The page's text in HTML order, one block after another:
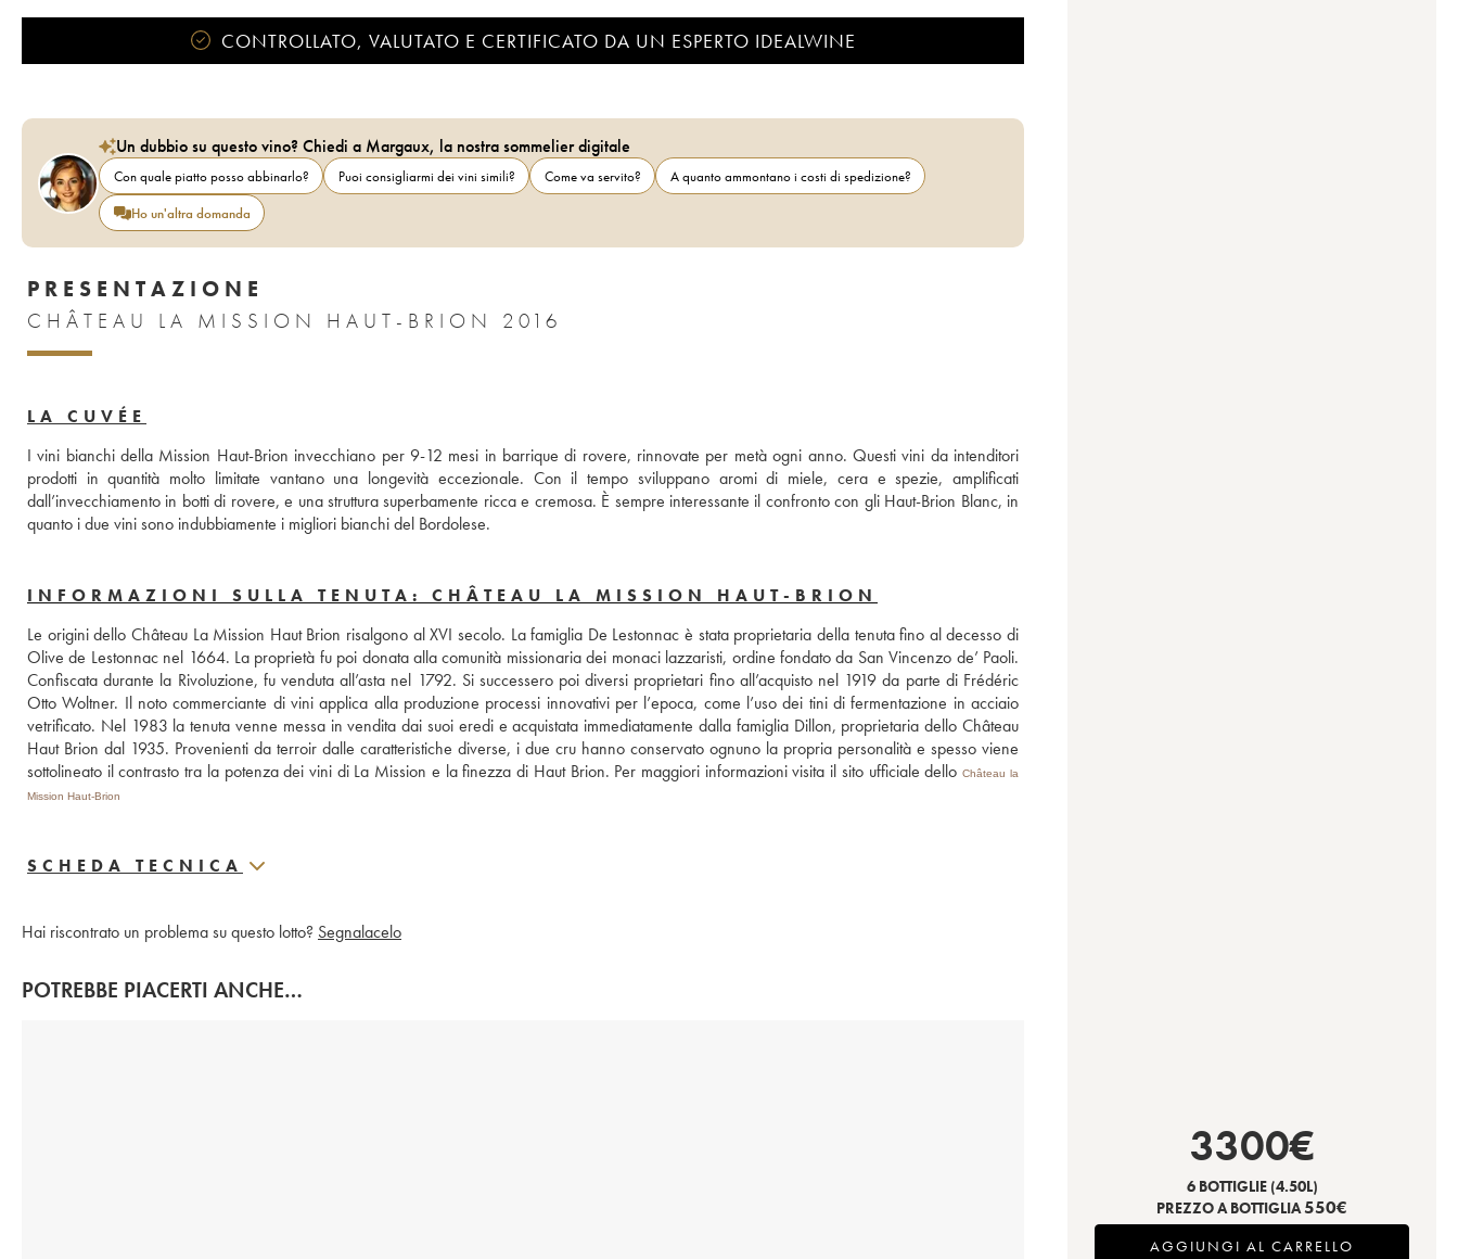
CONTROLLATO, VALUTATO E CERTIFICATO DA UN ESPERTO IDEALWINE
Un dubbio su questo vino? Chiedi a Margaux, la nostra sommelier digitale
Con quale piatto posso abbinarlo? Puoi consigliarmi dei vini simili? Come va servito?
A quanto ammontano i costi di spedizione?
Ho un'altra domanda
PRESENTAZIONE
CHÂTEAU LA MISSION HAUT-BRION 2016
LA CUVÉE
I vini bianchi della Mission Haut-Brion invecchiano per 9-12 mesi in barrique di rovere, rinnovate per metà ogni anno. Questi vini da intenditori
prodotti in quantità molto limitate vantano una longevità eccezionale. Con il tempo sviluppano aromi di miele, cera e spezie, amplificati
dall’invecchiamento in botti di rovere, e una struttura superbamente ricca e cremosa. È sempre interessante il confronto con gli Haut-Brion Blanc, in
quanto i due vini sono indubbiamente i migliori bianchi del Bordolese.
INFORMAZIONI SULLA TENUTA: CHÂTEAU LA MISSION HAUT-BRION
Le origini dello Château La Mission Haut Brion risalgono al XVI secolo. La famiglia De Lestonnac è stata proprietaria della tenuta fino al decesso di
Olive de Lestonnac nel 1664. La proprietà fu poi donata alla comunità missionaria dei monaci lazzaristi, ordine fondato da San Vincenzo de’ Paoli.
Confiscata durante la Rivoluzione, fu venduta all’asta nel 1792. Si successero poi diversi proprietari fino all’acquisto nel 1919 da parte di Frédéric
Otto Woltner. Il noto commerciante di vini applica alla produzione processi innovativi per l’epoca, come l’uso dei tini di fermentazione in acciaio
vetrificato. Nel 1983 la tenuta venne messa in vendita dai suoi eredi e acquistata immediatamente dalla famiglia Dillon, proprietaria dello Château
Haut Brion dal 1935. Provenienti da terroir dalle caratteristiche diverse, i due cru hanno conservato ognuno la propria personalità e spesso viene
sottolineato il contrasto tra la potenza dei vini di La Mission e la finezza di Haut Brion. Per maggiori informazioni visita il sito ufficiale dello Château la
Mission Haut-Brion
SCHEDA TECNICA
Hai riscontrato un problema su questo lotto? Segnalacelo
POTREBBE PIACERTI ANCHE…
3300€
6 BOTTIGLIE (4.50L)
PREZZO A BOTTIGLIA550€
AGGIUNGI AL CARRELLO